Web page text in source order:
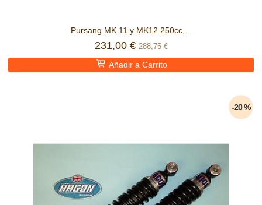
Pursang MK 11 y MK12 250cc,...
231,00 €288,75 €
Añadir a Carrito
-20 %